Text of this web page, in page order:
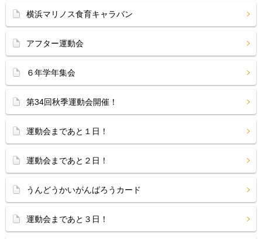
横浜マリノス食育キャラバン
アフター運動会
６年学年集会
第34回秋季運動会開催！
運動会まであと１日！
運動会まであと２日！
うんどうかいがんばろうカード
運動会まであと３日！